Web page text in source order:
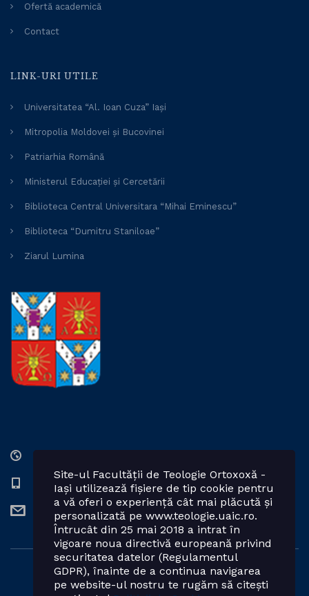
Ofertă academică
Contact
LINK-URI UTILE
Universitatea “Al. Ioan Cuza” Iași
Mitropolia Moldovei și Bucovinei
Patriarhia Română
Ministerul Educației și Cercetării
Biblioteca Central Universitara “Mihai Eminescu”
Biblioteca “Dumitru Staniloae”
Ziarul Lumina
0232 201328; 0232 201102 int. 2424, 2423, 2425
teologie.ortodoxa@uaic.ro
Powered by: Facultatea de Teologie Ortodoxă - Iași
Site-ul Facultății de Teologie Ortoxoxă -
Iași utilizează fișiere de tip cookie pentru
a vă oferi o experiență cât mai plăcută și
personalizată pe www.teologie.uaic.ro.
Întrucât din 25 mai 2018 a intrat în
vigoare noua directivă europeană privind
securitatea datelor (Regulamentul
GDPR), înainte de a continua navigarea
pe website-ul nostru te rugăm să citești